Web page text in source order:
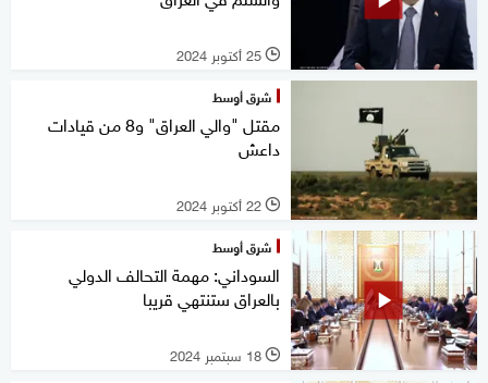
l 25 أكتوبر 2024
شرق أوسط
مقتل "والي العراق" و8 من قيادات
داعش
l 22 أكتوبر 2024
شرق أوسط
السوداني: مهمة التحالف الدولي
بالعراق ستنتهي قريبا
l 18 سبتمبر 2024